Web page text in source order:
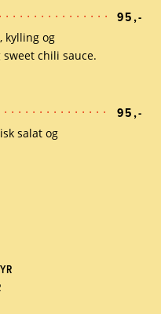
kylling og
chili sauce.
95,-
salat og
95,-